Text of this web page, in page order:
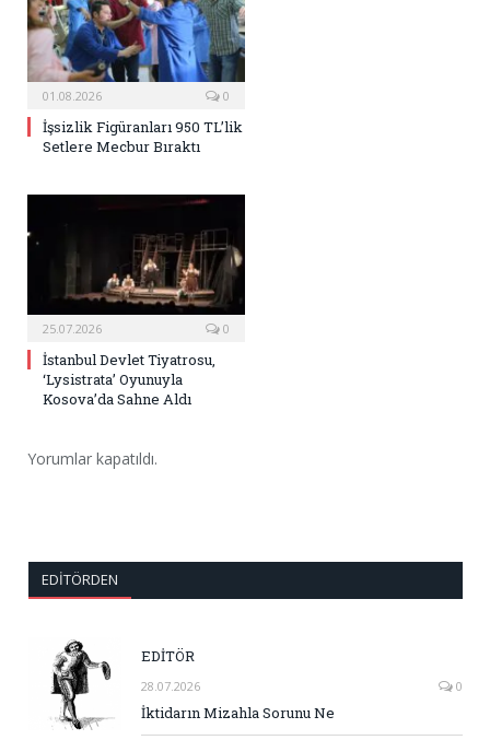
01.08.2026 0
İşsizlik Figüranları 950 TL’lik
Setlere Mecbur Bıraktı
25.07.2026 0
İstanbul Devlet Tiyatrosu,
‘Lysistrata’ Oyunuyla
Kosova’da Sahne Aldı
Yorumlar kapatıldı.
EDITÖRDEN
EDİTÖR
28.07.2026 0
İktidarın Mizahla Sorunu Ne